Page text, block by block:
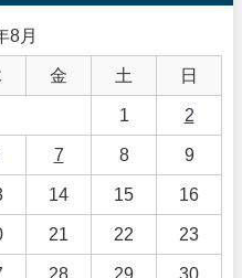
8月
金 土 日
1 2
7 8 9
14 15 16
21 22 23
28 29 30